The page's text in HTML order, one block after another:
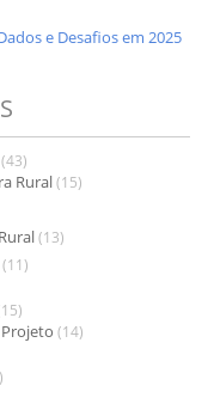
e Desafios em 2025
Rural(15)
(13)
(14)